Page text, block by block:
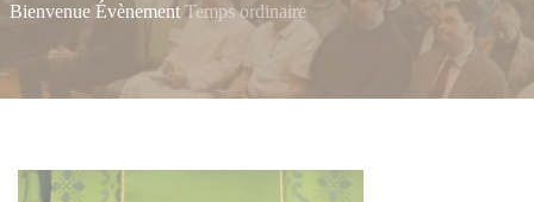
Bienvenue Évènement/Temps ordinaire